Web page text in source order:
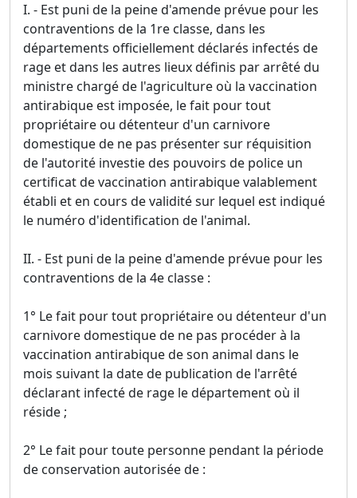
I. - Est puni de la peine d'amende prévue pour les
contraventions de la 1re classe, dans les
départements officiellement déclarés infectés de
rage et dans les autres lieux définis par arrêté du
ministre chargé de l'agriculture où la vaccination
antirabique est imposée, le fait pour tout
propriétaire ou détenteur d'un carnivore
domestique de ne pas présenter sur réquisition
de l'autorité investie des pouvoirs de police un
certificat de vaccination antirabique valablement
établi et en cours de validité sur lequel est indiqué
le numéro d'identification de l'animal.
II. - Est puni de la peine d'amende prévue pour les
contraventions de la 4e classe :
1° Le fait pour tout propriétaire ou détenteur d'un
carnivore domestique de ne pas procéder à la
vaccination antirabique de son animal dans le
mois suivant la date de publication de l'arrêté
déclarant infecté de rage le département où il
réside ;
2° Le fait pour toute personne pendant la période
de conservation autorisée de :